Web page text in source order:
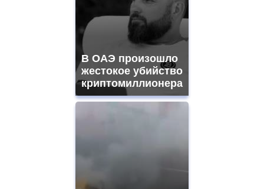
В ОАЭ произошло
жестокое убийство
криптомиллионера